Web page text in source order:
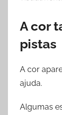
A cor
pistas
A cor
ajuda.
Algumas